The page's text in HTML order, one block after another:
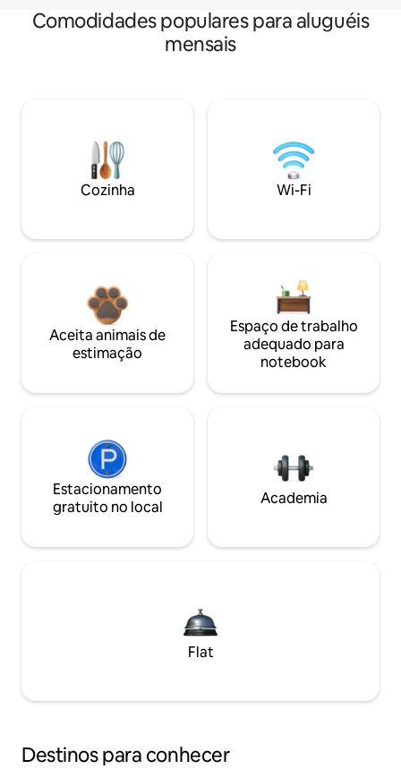
Comodidades populares para aluguéis
mensais
Cozinha Wi-Fi
Aceita animais de
estimação
Espaço de trabalho
adequado para
notebook
Estacionamento
gratuito no local
Academia
Flat
Destinos para conhecer